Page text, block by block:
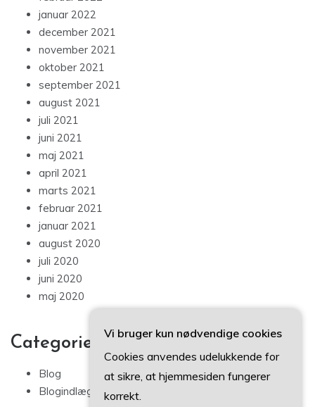
januar 2022
december 2021
november 2021
oktober 2021
september 2021
august 2021
juli 2021
juni 2021
maj 2021
april 2021
marts 2021
februar 2021
januar 2021
august 2020
juli 2020
juni 2020
maj 2020
Categories
Blog
Blogindlæg
Vi bruger kun nødvendige cookies
Cookies anvendes udelukkende for
at sikre, at hjemmesiden fungerer
korrekt.